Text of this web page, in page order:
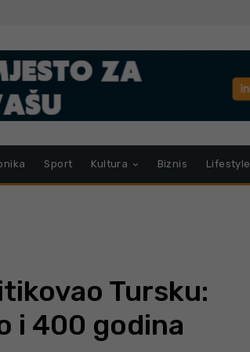
Sport Kultura Biznis Lifestyle
Tursku:
i 400 godina